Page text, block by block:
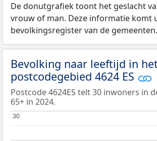
De donutgrafiek toont het geslacht
vrouw of man. Deze informatie komt
bevolkingsregister van de gemeenten.
Bevolking naar leeftijd in
postcodegebied 4624 ES
Postcode 4624ES telt 30 inwoners in
65+ in 2024.
30
30